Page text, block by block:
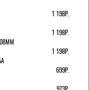
1 198Р.
1 198Р.
1 198Р.
699Р.